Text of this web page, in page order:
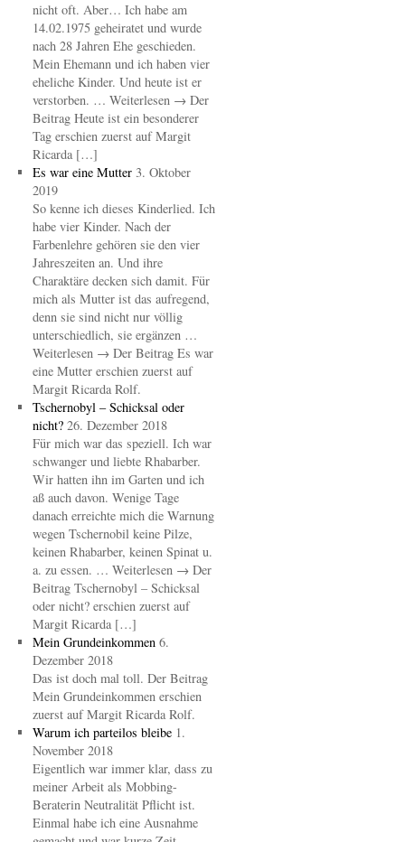
nicht oft. Aber… Ich habe am
14.02.1975 geheiratet und wurde
nach 28 Jahren Ehe geschieden.
Mein Ehemann und ich haben vier
eheliche Kinder. Und heute ist er
verstorben. … Weiterlesen → Der
Beitrag Heute ist ein besonderer
Tag erschien zuerst auf Margit
Ricarda […]
Es war eine Mutter 3. Oktober
2019
So kenne ich dieses Kinderlied. Ich
habe vier Kinder. Nach der
Farbenlehre gehören sie den vier
Jahreszeiten an. Und ihre
Charaktäre decken sich damit. Für
mich als Mutter ist das aufregend,
denn sie sind nicht nur völlig
unterschiedlich, sie ergänzen …
Weiterlesen → Der Beitrag Es war
eine Mutter erschien zuerst auf
Margit Ricarda Rolf.
Tschernobyl – Schicksal oder
nicht? 26. Dezember 2018
Für mich war das speziell. Ich war
schwanger und liebte Rhabarber.
Wir hatten ihn im Garten und ich
aß auch davon. Wenige Tage
danach erreichte mich die Warnung
wegen Tschernobil keine Pilze,
keinen Rhabarber, keinen Spinat u.
a. zu essen. … Weiterlesen → Der
Beitrag Tschernobyl – Schicksal
oder nicht? erschien zuerst auf
Margit Ricarda […]
Mein Grundeinkommen 6.
Dezember 2018
Das ist doch mal toll. Der Beitrag
Mein Grundeinkommen erschien
zuerst auf Margit Ricarda Rolf.
Warum ich parteilos bleibe 1.
November 2018
Eigentlich war immer klar, dass zu
meiner Arbeit als Mobbing-
Beraterin Neutralität Pflicht ist.
Einmal habe ich eine Ausnahme